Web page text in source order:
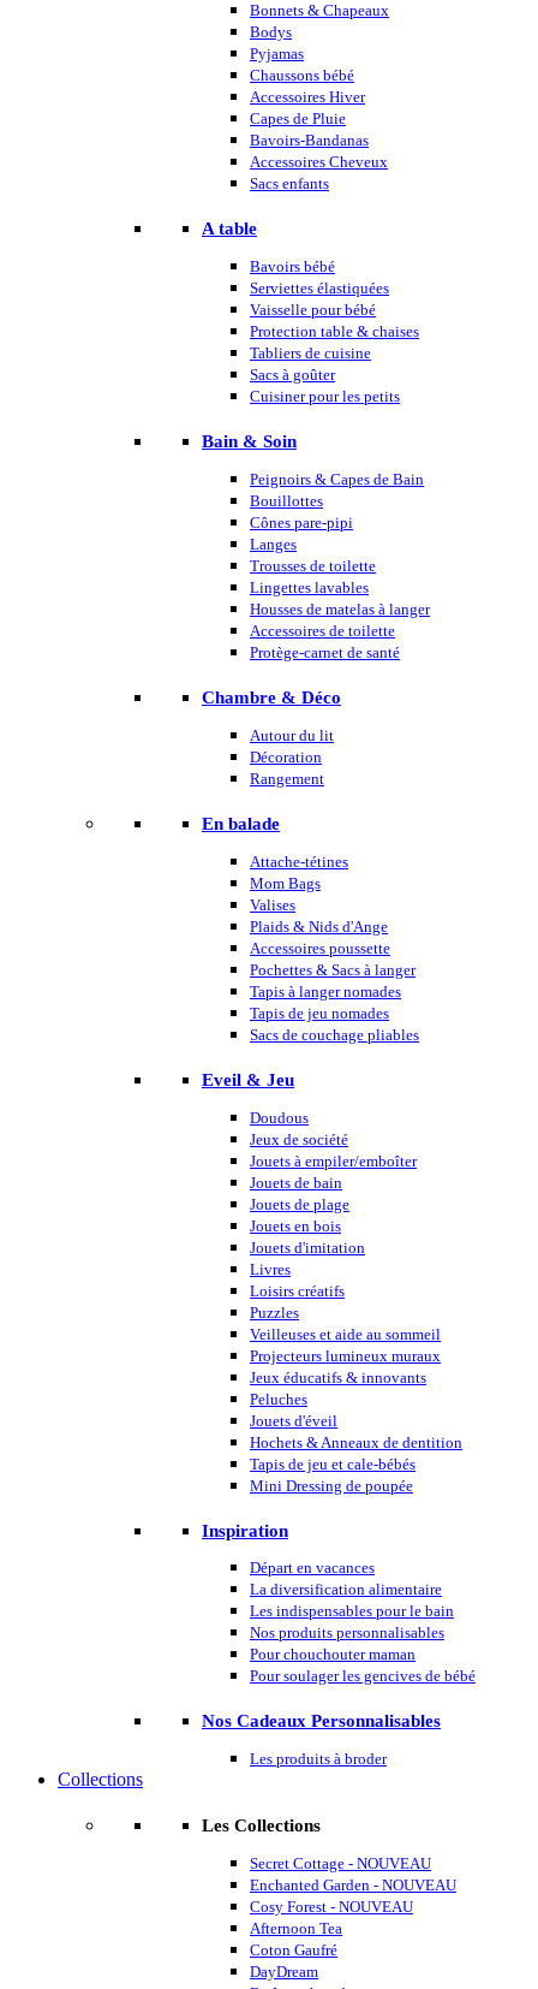
Bonnets & Chapeaux
Bodys
Pyjamas
Chaussons bébé
Accessoires Hiver
Capes de Pluie
Bavoirs-Bandanas
Accessoires Cheveux
Sacs enfants
A table
Bavoirs bébé
Serviettes élastiquées
Vaisselle pour bébé
Protection table & chaises
Tabliers de cuisine
Sacs à goûter
Cuisiner pour les petits
Bain & Soin
Peignoirs & Capes de Bain
Bouillottes
Cônes pare-pipi
Langes
Trousses de toilette
Lingettes lavables
Housses de matelas à langer
Accessoires de toilette
Protège-carnet de santé
Chambre & Déco
Autour du lit
Décoration
Rangement
En balade
Attache-tétines
Mom Bags
Valises
Plaids & Nids d'Ange
Accessoires poussette
Pochettes & Sacs à langer
Tapis à langer nomades
Tapis de jeu nomades
Sacs de couchage pliables
Eveil & Jeu
Doudous
Jeux de société
Jouets à empiler/emboîter
Jouets de bain
Jouets de plage
Jouets en bois
Jouets d'imitation
Livres
Loisirs créatifs
Puzzles
Veilleuses et aide au sommeil
Projecteurs lumineux muraux
Jeux éducatifs & innovants
Peluches
Jouets d'éveil
Hochets & Anneaux de dentition
Tapis de jeu et cale-bébés
Mini Dressing de poupée
Inspiration
Départ en vacances
La diversification alimentaire
Les indispensables pour le bain
Nos produits personnalisables
Pour chouchouter maman
Pour soulager les gencives de bébé
Nos Cadeaux Personnalisables
Les produits à broder
Collections
Les Collections
Secret Cottage - NOUVEAU
Enchanted Garden - NOUVEAU
Cosy Forest - NOUVEAU
Afternoon Tea
Coton Gaufré
DayDream